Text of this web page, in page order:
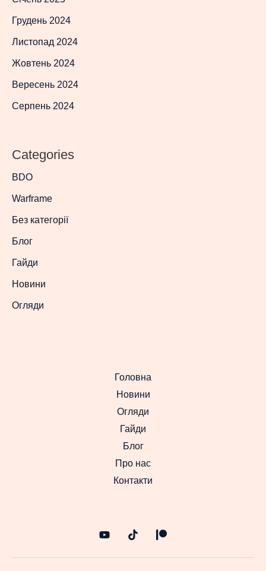
Грудень 2024
Листопад 2024
Жовтень 2024
Вересень 2024
Серпень 2024
Categories
BDO
Warframe
Без категорії
Блог
Гайди
Новини
Огляди
Головна
Новини
Огляди
Гайди
Блог
Про нас
Контакти